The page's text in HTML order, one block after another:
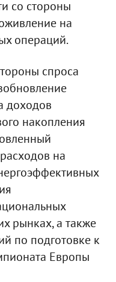
со стороны
на
операций.
спроса
доходов
накопления
на
рынках, а также
по подготовке к
Европы